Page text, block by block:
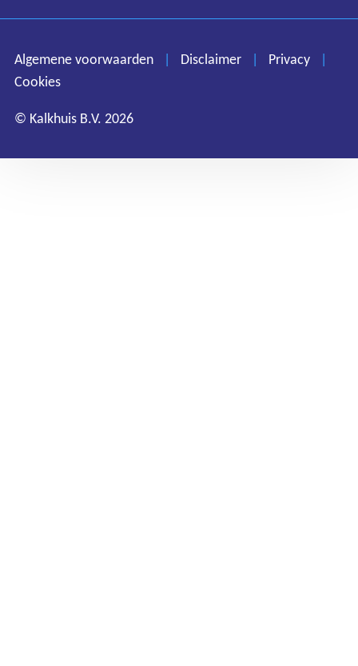
Disclaimer
Privacy
Algemene voorwaarden | Disclaimer | Privacy
|
Cookies
© Kalkhuis B.V. 2026